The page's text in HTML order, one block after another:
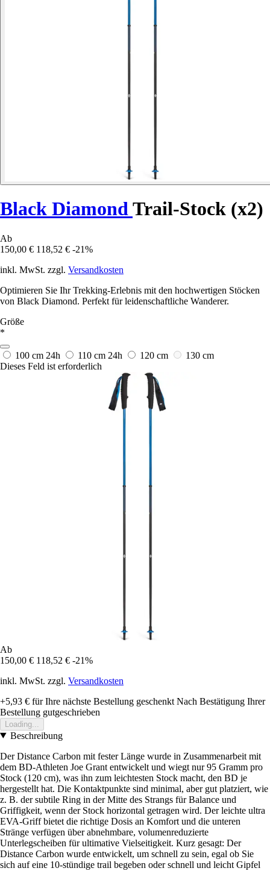
Black DiamondTrail-Stock (x2)
Ab
150,00 € 118,52 € -21%
inkl. MwSt. zzgl. Versandkosten
Optimieren Sie Ihr Trekking-Erlebnis mit den hochwertigen Stöcken
von Black Diamond. Perfekt für leidenschaftliche Wanderer.
Größe
*
100 cm 24h 110 cm 24h 120 cm
130 cm
Dieses Feld ist erforderlich
Ab
150,00 € 118,52 € -21%
inkl. MwSt. zzgl. Versandkosten
+5,93 € für Ihre nächste Bestellung geschenkt Nach Bestätigung Ihrer
Bestellung gutgeschrieben
Loading...
Beschreibung
Der Distance Carbon mit fester Länge wurde in Zusammenarbeit mit
dem BD-Athleten Joe Grant entwickelt und wiegt nur 95 Gramm pro
Stock (120 cm), was ihn zum leichtesten Stock macht, den BD je
hergestellt hat. Die Kontaktpunkte sind minimal, aber gut platziert, wie
z. B. der subtile Ring in der Mitte des Strangs für Balance und
Griffigkeit, wenn der Stock horizontal getragen wird. Der leichte ultra
EVA-Griff bietet die richtige Dosis an Komfort und die unteren
Stränge verfügen über abnehmbare, volumenreduzierte
Unterlegscheiben für ultimative Vielseitigkeit. Kurz gesagt: Der
Distance Carbon wurde entwickelt, um schnell zu sein, egal ob Sie
sich auf eine 10-stündige trail begeben oder schnell und leicht Gipfel